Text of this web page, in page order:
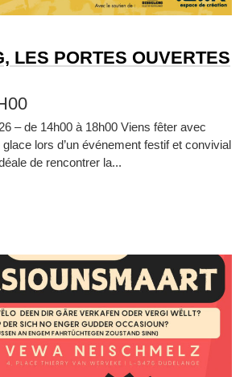
LES PORTES OUVERTES
– de 14h00 à 18h00 Viens fêter avec
lors d’un événement festif et convivial
de rencontrer la...